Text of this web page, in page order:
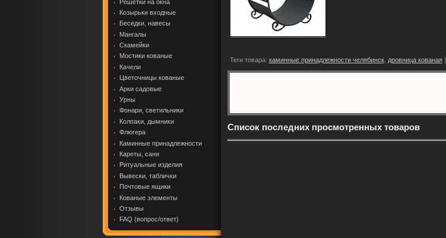
Решётки на окна
Козырьки входные
Беседки, навесы
Мангалы
Скамейки
Мостики кованые
Качели
Цветочницы кованые
Арки садовые
Урны
Фонари, светильники
Колпаки, дымники
Флюгера
Каминные принадлежности
Кареты, сани
Ритуальные изделия
Вывески, таблички
Почтовые ящики
Кованые элементы
Отзывы
FAQ (вопрос/ответ)
Теги товара: каминные принадлежности челябинск, дровница кованая|
Список последних просмотренных товаров